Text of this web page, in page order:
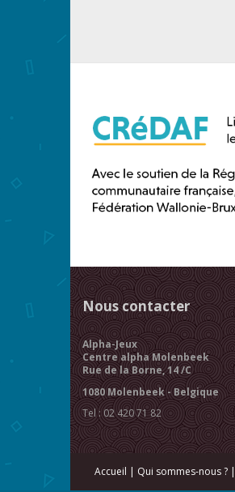
Nous contacter
Alpha-Jeux
Centre alpha Molenbeek
Rue de la Borne, 14 /C
1080 Molenbeek - Belgique
Tel : 02 420 71 82
Accueil | Qui sommes-nous ? |